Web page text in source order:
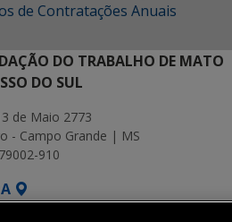
de Contratações Anuais
DO TRABALHO DE MATO
DO SUL
de Maio 2773
- Campo Grande | MS
910